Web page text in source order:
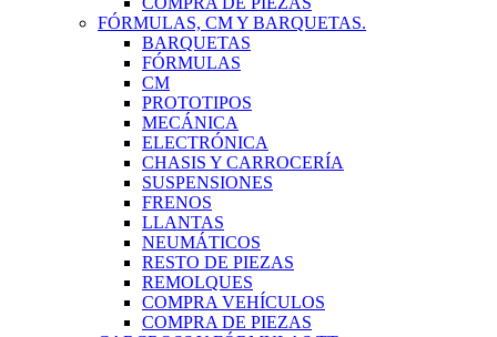
FÓRMULAS, CM Y BARQUETAS.
BARQUETAS
FÓRMULAS
CM
PROTOTIPOS
MECÁNICA
ELECTRÓNICA
CHASIS Y CARROCERÍA
SUSPENSIONES
FRENOS
LLANTAS
NEUMÁTICOS
RESTO DE PIEZAS
REMOLQUES
COMPRA VEHÍCULOS
COMPRA DE PIEZAS